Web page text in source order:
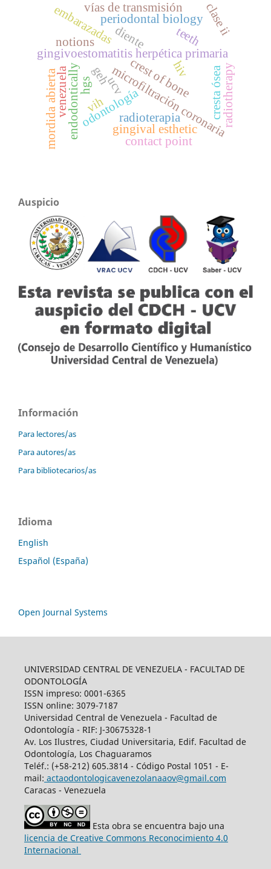
gingivoestomatitis herpética primaria
geh
hgs microfiltración coronaria
endodonticallyodontología
venezuela ucv
diente
cresta ósea
gingival esthetic
periodontal biology
teeth
crest of bone
contact point
radioterapia radiotherapy
embarazadas
vih
vías de transmisión
hiv
notions
clase ii
mordida abierta
Auspicio
Información
Para lectores/as
Para autores/as
Para bibliotecarios/as
Idioma
English
Español (España)
Open Journal Systems
UNIVERSIDAD CENTRAL DE VENEZUELA - FACULTAD DE
ODONTOLOGÍA
ISSN impreso: 0001-6365
ISSN online: 3079-7187
Universidad Central de Venezuela - Facultad de
Odontología - RIF: J-30675328-1
Av. Los Ilustres, Ciudad Universitaria, Edif. Facultad de
Odontología, Los Chaguaramos
Teléf.: (+58-212) 605.3814 - Código Postal 1051 - E-
mail: actaodontologicavenezolanaaov@gmail.com
Caracas - Venezuela
Esta obra se encuentra bajo una
licencia de Creative Commons Reconocimiento 4.0
Internacional